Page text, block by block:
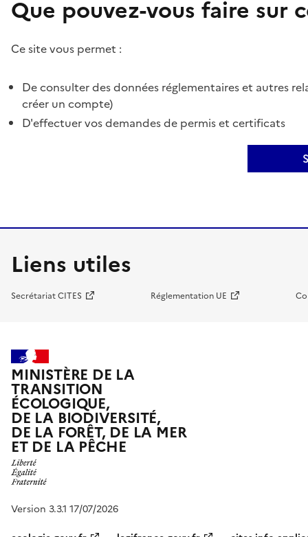
Que pouvez-vous faire sur
Ce site vous permet :
De consulter des données réglementaires et autres
créer un compte)
D'effectuer vos demandes de permis et certificats
Liens utiles
Secrétariat CITES Réglementation UE
MINISTÈRE DE LA
TRANSITION
ÉCOLOGIQUE,
DE LA BIODIVERSITÉ,
DE LA FORÊT, DE LA MER
ET DE LA PÊCHE
Version 3.3.1 17/07/2026